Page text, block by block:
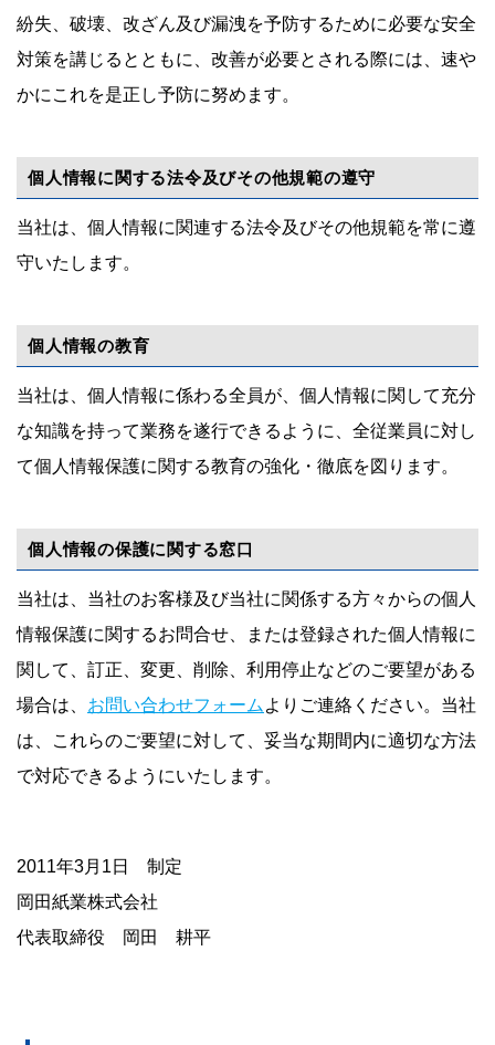
紛失、破壊、改ざん及び漏洩を予防するために必要な安全
対策を講じるとともに、改善が必要とされる際には、速や
かにこれを是正し予防に努めます。
個人情報に関する法令及びその他規範の遵守
当社は、個人情報に関連する法令及びその他規範を常に遵
守いたします。
個人情報の教育
当社は、個人情報に係わる全員が、個人情報に関して充分
な知識を持って業務を遂行できるように、全従業員に対し
て個人情報保護に関する教育の強化・徹底を図ります。
個人情報の保護に関する窓口
当社は、当社のお客様及び当社に関係する方々からの個人
情報保護に関するお問合せ、または登録された個人情報に
関して、訂正、変更、削除、利用停止などのご要望がある
場合は、 お問い合わせフォーム よりご連絡ください。当社
は、これらのご要望に対して、妥当な期間内に適切な方法
で対応できるようにいたします。
2011年3月1日 制定
岡田紙業株式会社
代表取締役 岡田 耕平